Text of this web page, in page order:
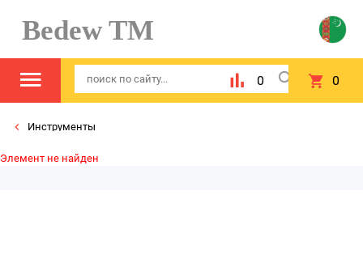
Bedew TM
0 0
Инструменты
Элемент не найден